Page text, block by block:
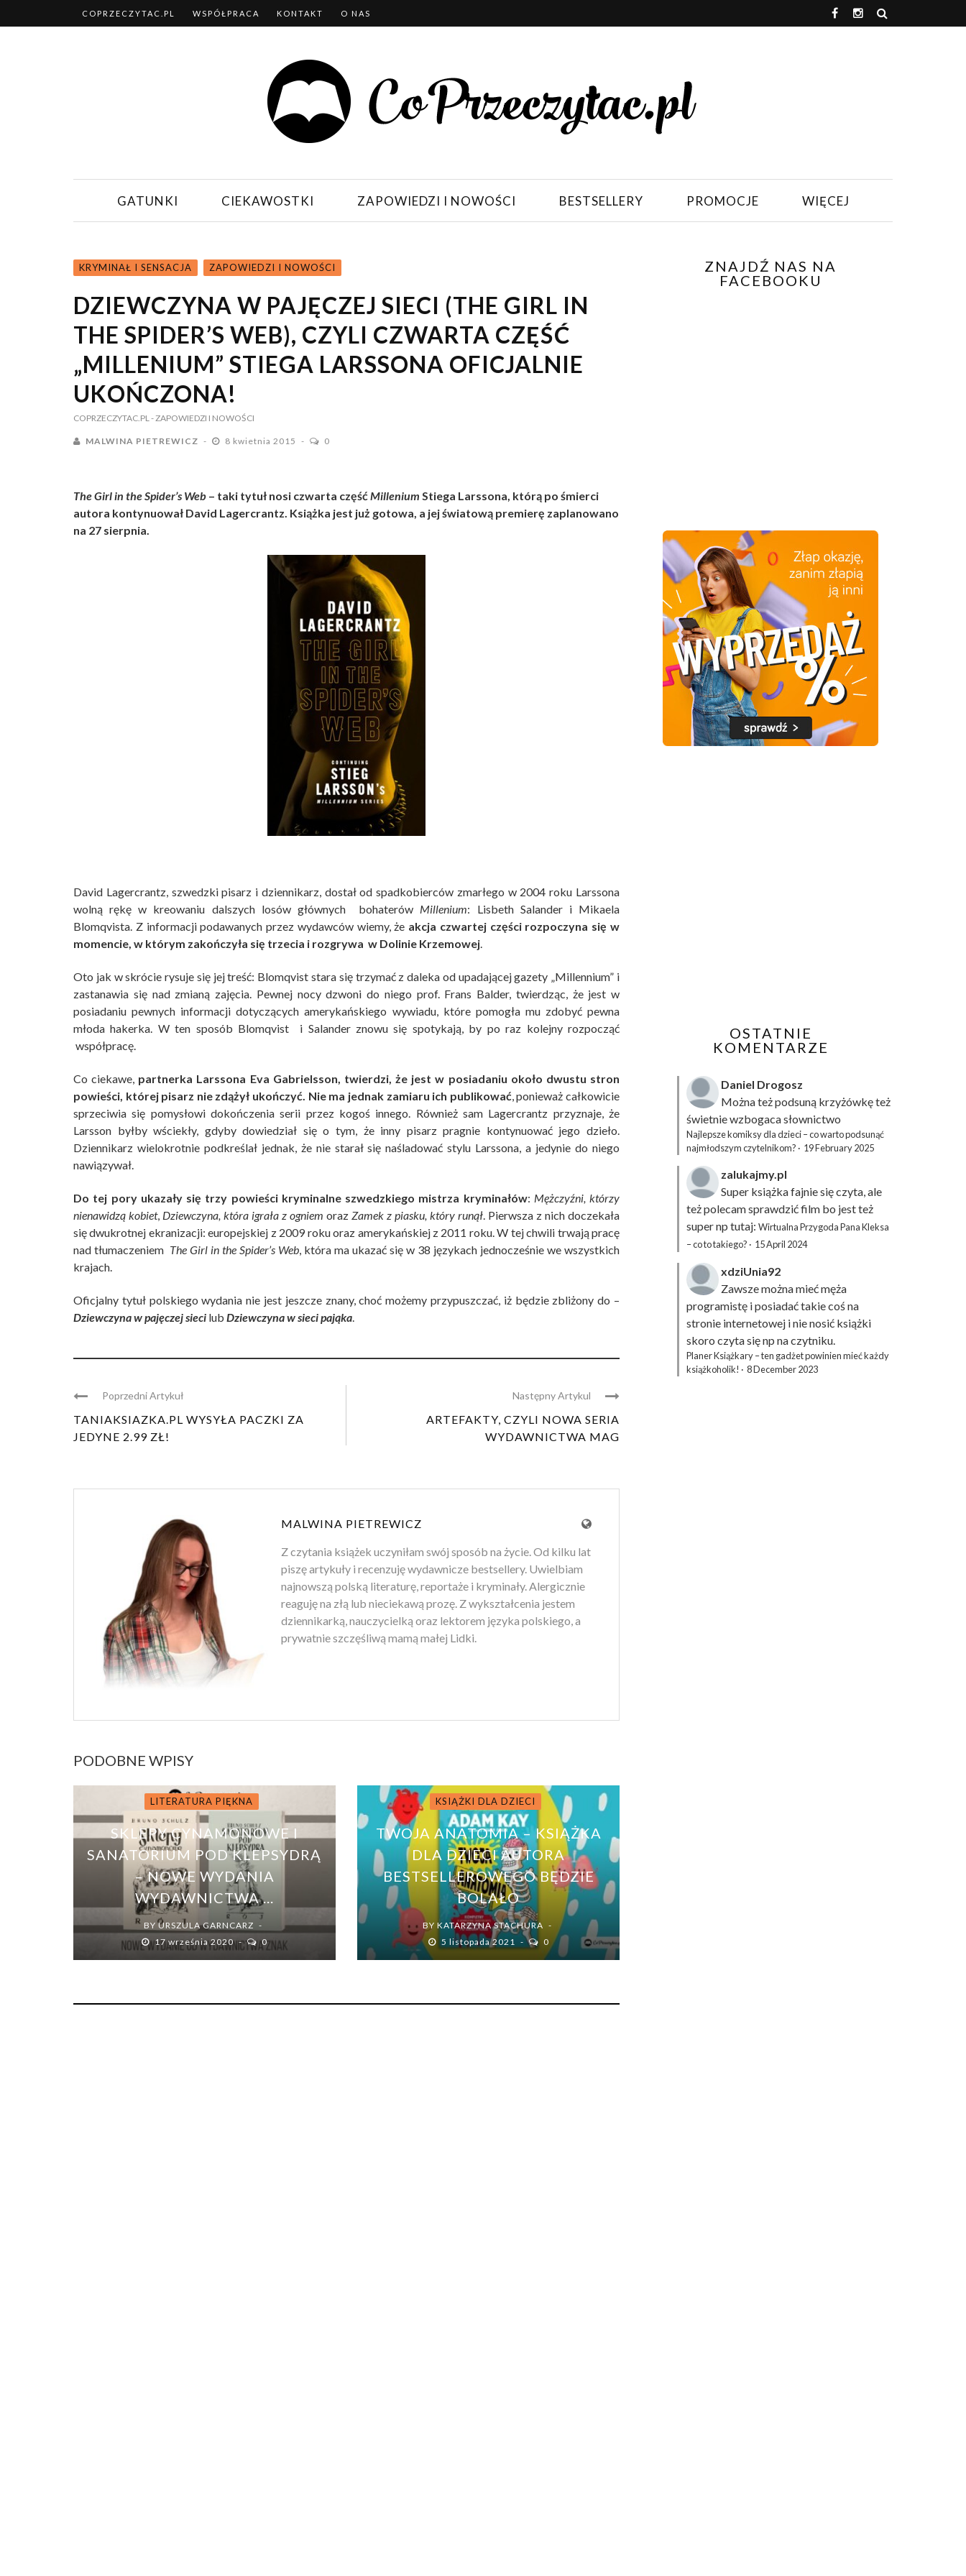
COPRZECZYTAC.PL WSPÓŁPRACA KONTAKT O NAS
GATUNKI CIEKAWOSTKI ZAPOWIEDZI I NOWOŚCI BESTSELLERY PROMOCJE WIĘCEJ
KRYMINAŁ I SENSACJA ZAPOWIEDZI I NOWOŚCI
DZIEWCZYNA W PAJĘCZEJ SIECI (THE GIRL IN
THE SPIDER’S WEB), CZYLI CZWARTA CZĘŚĆ
„MILLENIUM” STIEGA LARSSONA OFICJALNIE
UKOŃCZONA!
COPRZECZYTAC.PL- ZAPOWIEDZI I NOWOŚCI
MALWINA PIETREWICZ 8 kwietnia 2015 0
The Girl in the Spider’s Web – taki tytuł nosi czwarta częśćMillenium Stiega Larssona, którą po śmierci
autora kontynuował David Lagercrantz. Książka jest już gotowa, a jej światową premierę zaplanowano
na 27 sierpnia.
David Lagercrantz, szwedzki pisarz i dziennikarz, dostał od spadkobierców zmarłego w 2004 roku Larssona
wolną rękę w kreowaniu dalszych losów głównych bohaterów Millenium: Lisbeth Salander i Mikaela
Blomqvista. Z informacji podawanych przez wydawców wiemy, że akcja czwartej części rozpoczyna się w
momencie, w którym zakończyła się trzecia i rozgrywa w Dolinie Krzemowej.
Oto jak w skrócie rysuje się jej treść: Blomqvist stara się trzymać z daleka od upadającej gazety „Millennium” i
zastanawia się nad zmianą zajęcia. Pewnej nocy dzwoni do niego prof. Frans Balder, twierdząc, że jest w
posiadaniu pewnych informacji dotyczących amerykańskiego wywiadu, które pomogła mu zdobyć pewna
młoda hakerka. W ten sposób Blomqvist i Salander znowu się spotykają, by po raz kolejny rozpocząć
współpracę.
Co ciekawe, partnerka Larssona Eva Gabrielsson, twierdzi, że jest w posiadaniu około dwustu stron
powieści, której pisarz nie zdążył ukończyć. Nie ma jednak zamiaru ich publikować, ponieważ całkowicie
sprzeciwia się pomysłowi dokończenia serii przez kogoś innego. Również sam Lagercrantz przyznaje, że
Larsson byłby wściekły, gdyby dowiedział się o tym, że inny pisarz pragnie kontynuować jego dzieło.
Dziennikarz wielokrotnie podkreślał jednak, że nie starał się naśladować stylu Larssona, a jedynie do niego
nawiązywał.
Do tej pory ukazały się trzy powieści kryminalne szwedzkiego mistrza kryminałów: Mężczyźni, którzy
nienawidzą kobiet, Dziewczyna, która igrała z ogniem oraz Zamek z piasku, który runął. Pierwsza z nich doczekała
się dwukrotnej ekranizacji: europejskiej z 2009 roku oraz amerykańskiej z 2011 roku. W tej chwili trwają pracę
nad tłumaczeniem The Girl in the Spider’s Web, która ma ukazać się w 38 językach jednocześnie we wszystkich
krajach.
Oficjalny tytuł polskiego wydania nie jest jeszcze znany, choć możemy przypuszczać, iż będzie zbliżony do –
Dziewczyna w pajęczej sieci lub Dziewczyna w sieci pająka.
Poprzedni Artykuł
TANIAKSIAZKA.PL WYSYŁA PACZKI ZA
JEDYNE 2.99 ZŁ!
Następny Artykul
ARTEFAKTY, CZYLI NOWA SERIA
WYDAWNICTWA MAG
MALWINA PIETREWICZ
Z czytania książek uczyniłam swój sposób na życie. Od kilku lat
piszę artykuły i recenzuję wydawnicze bestsellery. Uwielbiam
najnowszą polską literaturę, reportaże i kryminały. Alergicznie
reaguję na złą lub nieciekawą prozę. Z wykształcenia jestem
dziennikarką, nauczycielką oraz lektorem języka polskiego, a
prywatnie szczęśliwą mamą małej Lidki.
PODOBNE WPISY
LITERATURA PIĘKNA
SKLEPY CYNAMONOWE I
SANATORIUM POD KLEPSYDRĄ
– NOWE WYDANIA
WYDAWNICTWA ...
BYURSZULA GARNCARZ
17 września 2020
0
KSIĄŻKI DLA DZIECI
TWOJA ANATOMIA – KSIĄŻKA
DLA DZIECI AUTORA
BESTSELLEROWEGO BĘDZIE
BOLAŁO
BY KATARZYNA STACHURA
5 listopada 2021
0
ZNAJDŹ NAS NA
FACEBOOKU
OSTATNIE
KOMENTARZE
Daniel Drogosz
Można też podsuną krzyżówkęteż
świetnie wzbogaca słownictwo
Najlepsze komiksy dla dzieci – co warto podsunąć
najmłodszym czytelnikom? · 19 February 2025
zalukajmy.pl
Super książka fajnie się czyta, ale
też polecam sprawdzić film bo jest też
super np tutaj: Wirtualna Przygoda Pana Kleksa
– co to takiego? · 15 April 2024
xdziUnia92
Zawsze można mieć męża
programistę i posiadać takie coś na
stronie internetowej i nie nosić książki
skoro czyta się np na czytniku.
Planer Książkary – ten gadżet powinien mieć każdy
książkoholik! · 8 December 2023